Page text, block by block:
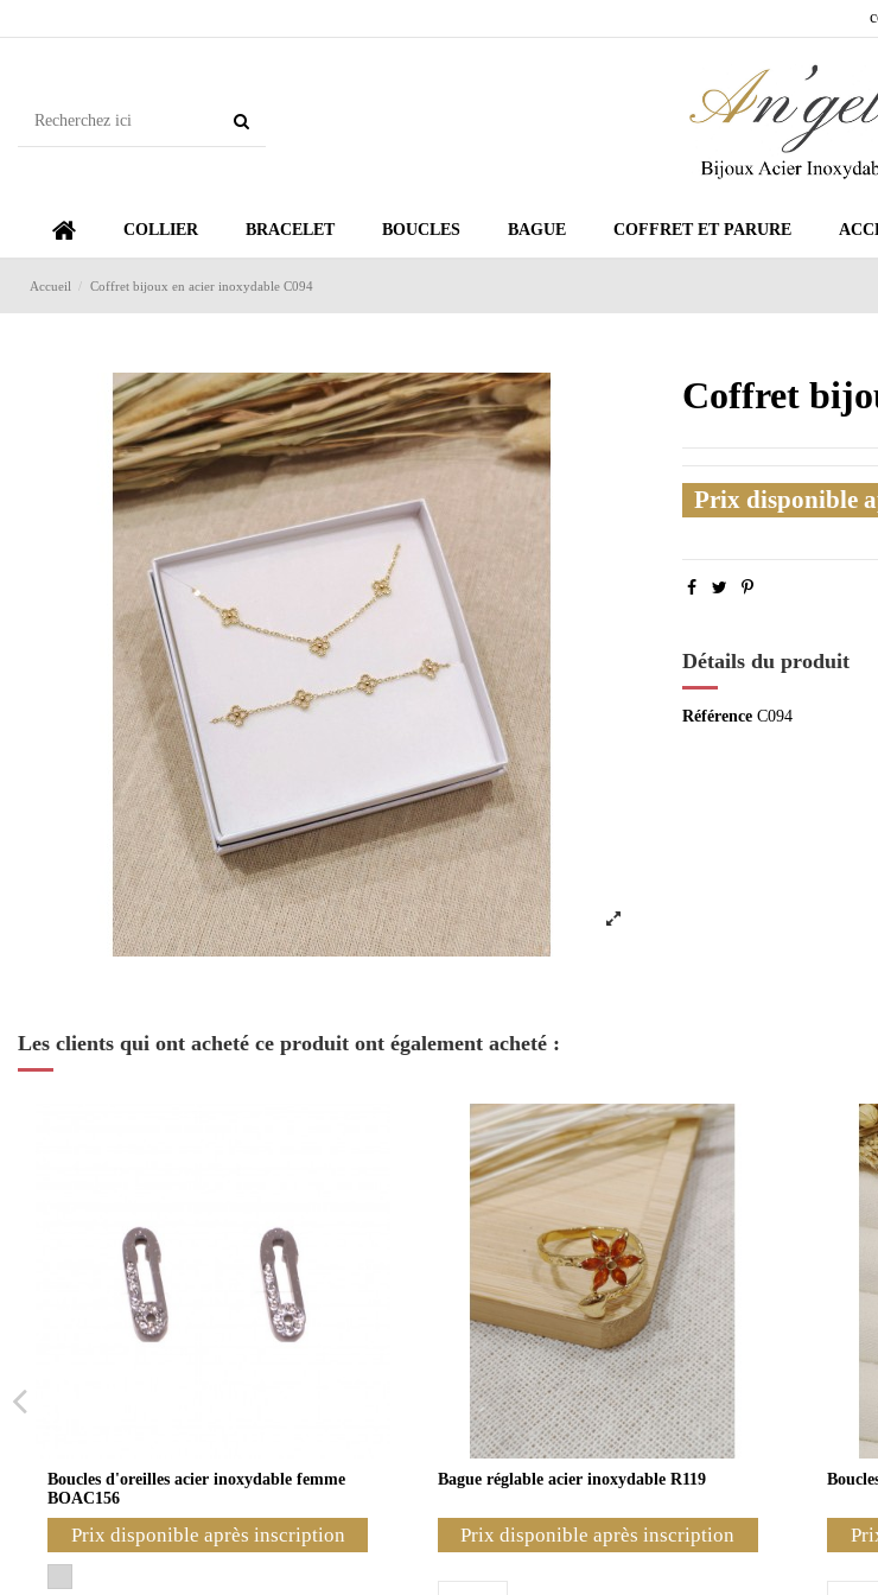
COLLIER BRACELET BOUCLES BAGUE COFFRET ET PARURE
Accueil Coffret bijoux en acier inoxydable C094
Coffret
Prix disponible
Détails du produit
Référence C094
Les clients qui ont acheté ce produit ont également acheté :
Boucles d'oreilles acier inoxydable femme
BOAC156
Prix disponible après inscription
Bague réglable acier inoxydable R119
Prix disponible après inscription